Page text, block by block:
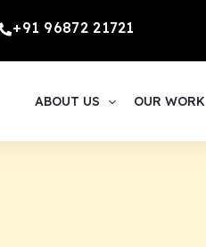
+91 96872 21721
ABOUT US OUR WORK